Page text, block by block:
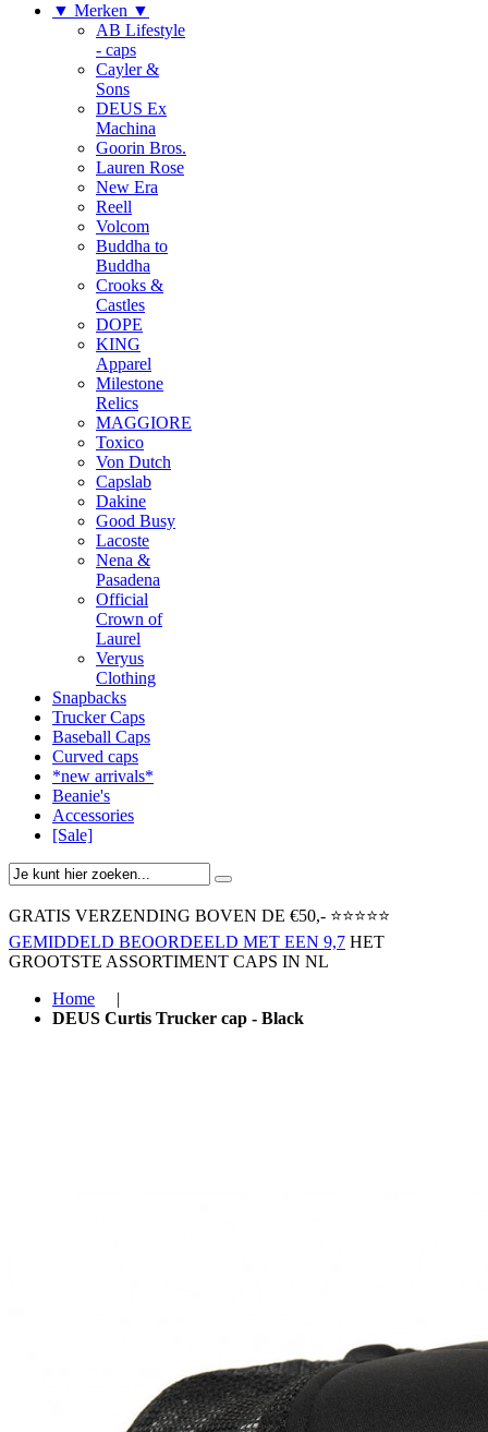
▼ Merken ▼
AB Lifestyle
- caps
Cayler &
Sons
DEUS Ex
Machina
Goorin Bros.
Lauren Rose
New Era
Reell
Volcom
Buddha to
Buddha
Crooks &
Castles
DOPE
KING
Apparel
Milestone
Relics
MAGGIORE
Toxico
Von Dutch
Capslab
Dakine
Good Busy
Lacoste
Nena &
Pasadena
Official
Crown of
Laurel
Veryus
Clothing
Snapbacks
Trucker Caps
Baseball Caps
Curved caps
*new arrivals*
Beanie's
Accessories
[Sale]
GRATIS VERZENDING BOVEN ​DE €50,-​ ⭐⭐⭐⭐⭐
GEMIDDELD BEOORDEELD MET EEN 9,7 HET
GROOTSTE ASSORTIMENT CAPS IN NL
Home
|
DEUS Curtis Trucker cap - Black